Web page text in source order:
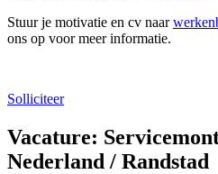
Stuur je motivatie en cv naar
ons op voor meer informatie.
Solliciteer
Vacature:
Nederland / Randstad